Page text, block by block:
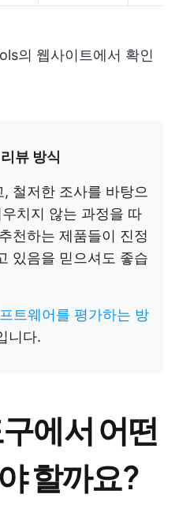
의 웹사이트에서 확인
뷰 방식
철저한 조사를 바탕으
치지 않는 과정을 따
천하는 제품들이 진정
있음을 믿으셔도 좋습
트웨어를 평가하는 방
니다.
에서 어떤
할까요?